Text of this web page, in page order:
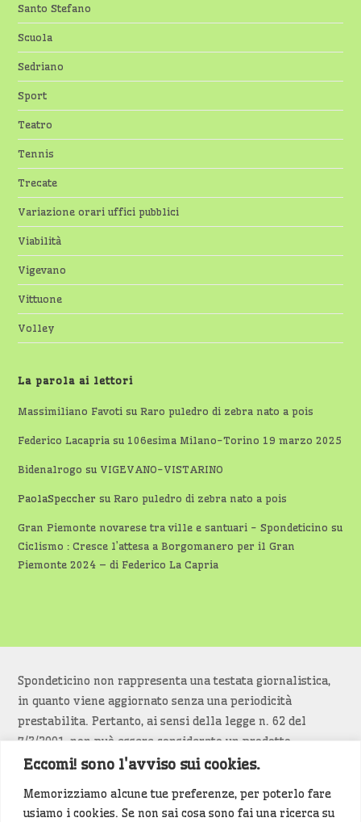
Eccomi! sono l'avviso sui cookies.
Memorizziamo alcune tue preferenze, per poterlo fare
usiamo i cookies. Se non sai cosa sono fai una ricerca su
Santo Stefano
Scuola
Sedriano
Sport
Teatro
Tennis
Trecate
Variazione orari uffici pubblici
Viabilità
Vigevano
Vittuone
Volley
La parola ai lettori
Massimiliano Favoti suRaro puledro di zebra nato a pois
Federico Lacapria su 106esima Milano-Torino 19 marzo 2025
Bidenalrogo su VIGEVANO-VISTARINO
PaolaSpeccher suRaro puledro di zebra nato a pois
Gran Piemonte novarese tra ville e santuari - Spondeticino su
Ciclismo : Cresce l’attesa a Borgomanero per il Gran
Piemonte 2024 – di Federico La Capria
Spondeticino non rappresenta una testata giornalistica,
in quanto viene aggiornato senza una periodicità
prestabilita. Pertanto, ai sensi della legge n. 62 del
7/3/2001, non può essere considerato un prodotto
editoriale.
Siamo attenti a non violare copyright e diritti
d’immagine. Se un contenuto è di tua proprietà e vuoi